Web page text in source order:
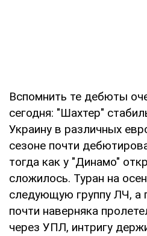
Вспомнить те дебюты
сегодня: "Шахтер"
Украину в различных
сезоне почти
тогда как у "Динамо"
сложилось. Туран на
следующую группу ЛЧ, а
почти наверняка
через УПЛ, интригу